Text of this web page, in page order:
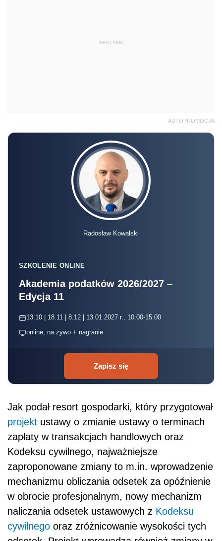
REKLAMA
AUTOPROMOCJA
Radosław Kowalski
SZKOLENIE ONLINE
Akademia podatków 2026/2027 –
Edycja 11
13.10 | 18.11 | 8.12 | 13.01.2027 r., 10:00-15:00
online, na żywo + nagranie
Zapisz się
Jak podał resort gospodarki, który przygotował
projekt ustawy o zmianie ustawy o terminach
zapłaty w transakcjach handlowych oraz
Kodeksu cywilnego, najważniejsze
zaproponowane zmiany to m.in. wprowadzenie
mechanizmu obliczania odsetek za opóźnienie
w obrocie profesjonalnym, nowy mechanizm
naliczania odsetek ustawowych z Kodeksu
cywilnego oraz zróżnicowanie wysokości tych